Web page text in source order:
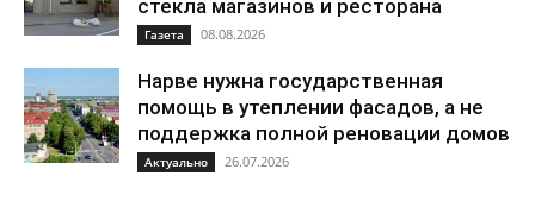
стекла магазинов и ресторана
Газета 08.08.2026
Нарве нужна государственная
помощь в утеплении фасадов, а не
поддержка полной реновации домов
Актуально 26.07.2026